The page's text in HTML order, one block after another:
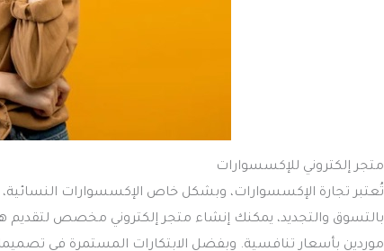
متجر إلكتروني للإكسسوارات
تُعتبر تجارة الإكسسوارات، وبشكل خاص الإكسسوارات النسائية،
بالتسوق والتجديد، يمكنك إنشاء متجر إلكتروني مخصص
موردين بأسعار تنافسية. وبفضل الابتكارات المستمرة في